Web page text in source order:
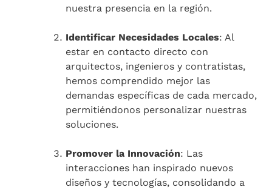
nuestra presencia en la región.
Identificar Necesidades Locales: Al
estar en contacto directo con
arquitectos, ingenieros y contratistas,
hemos comprendido mejor las
demandas específicas de cada mercado,
permitiéndonos personalizar nuestras
soluciones.
Promover la Innovación: Las
interacciones han inspirado nuevos
diseños y tecnologías, consolidando a